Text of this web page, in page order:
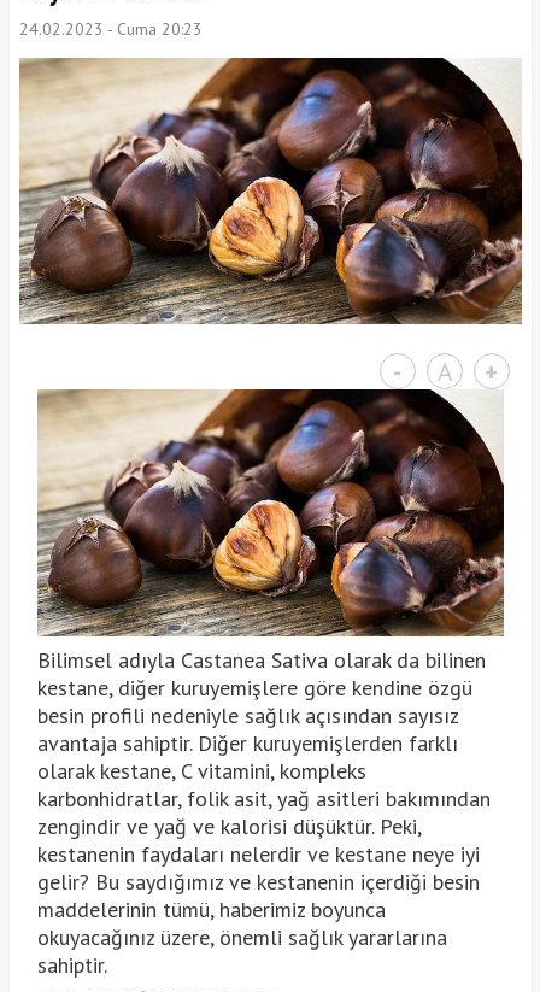
24.02.2023 - Cuma 20:23
- A +
Bilimsel adıyla Castanea Sativa olarak da bilinen
kestane, diğer kuruyemişlere göre kendine özgü
besin profili nedeniyle sağlık açısından sayısız
avantaja sahiptir. Diğer kuruyemişlerden farklı
olarak kestane, C vitamini, kompleks
karbonhidratlar, folik asit, yağ asitleri bakımından
zengindir ve yağ ve kalorisi düşüktür. Peki,
kestanenin faydaları nelerdir ve kestane neye iyi
gelir? Bu saydığımız ve kestanenin içerdiği besin
maddelerinin tümü, haberimiz boyunca
okuyacağınız üzere, önemli sağlık yararlarına
sahiptir.